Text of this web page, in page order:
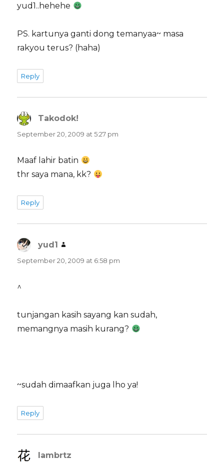
yud1..hehehe
PS. kartunya ganti dong temanyaa~ masa
rakyou terus? (haha)
Reply
Takodok!
September 20, 2009 at 5:27 pm
Maaf lahir batin
thr saya mana, kk?
Reply
yud1
September 20, 2009 at 6:58 pm
^
tunjangan kasih sayang kan sudah,
memangnya masih kurang?
~sudah dimaafkan juga lho ya!
Reply
lambrtz